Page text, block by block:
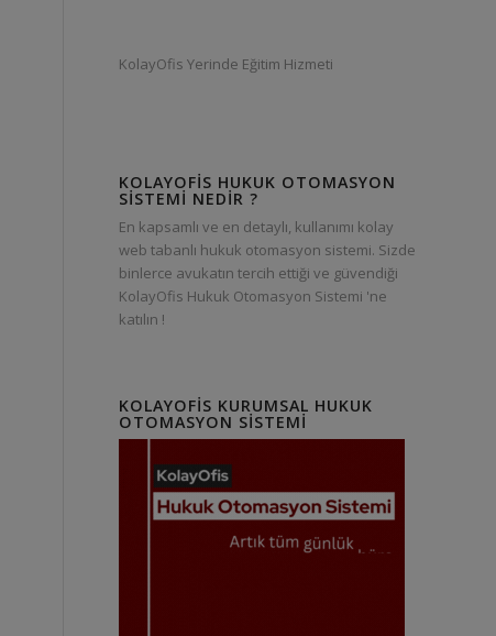
KolayOfis Yerinde Eğitim Hizmeti
KOLAYOFIS HUKUK OTOMASYON
SISTEMI NEDIR ?
En kapsamlı ve en detaylı, kullanımı kolay
web tabanlı hukuk otomasyon sistemi. Sizde
binlerce avukatın tercih ettiği ve güvendiği
KolayOfis Hukuk Otomasyon Sistemi 'ne
katılın !
KOLAYOFIS KURUMSAL HUKUK
OTOMASYON SISTEMI